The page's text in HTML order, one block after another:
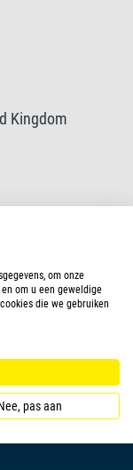
Kingdom
om onze
om u een geweldige
die we gebruiken
pas aan